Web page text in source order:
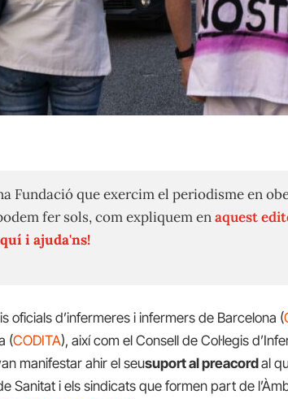
Fundació que exercim el periodisme en
fer sols, com expliquem enaquest
i ajuda'ns!
oficials d’infermeres i infermers de Barcelona (
(CODITA), així com el Consell de Col·legis
manifestar ahir el seusuport al preacordal
Sanitat i els sindicats que formen part de